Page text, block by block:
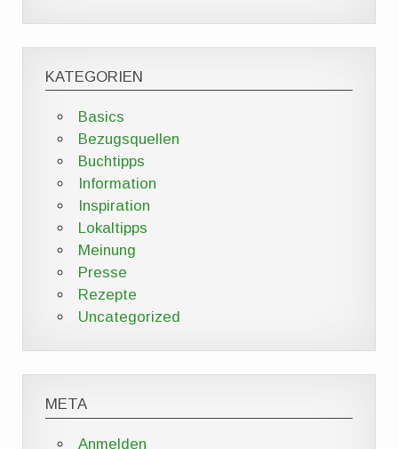
KATEGORIEN
Basics
Bezugsquellen
Buchtipps
Information
Inspiration
Lokaltipps
Meinung
Presse
Rezepte
Uncategorized
META
Anmelden